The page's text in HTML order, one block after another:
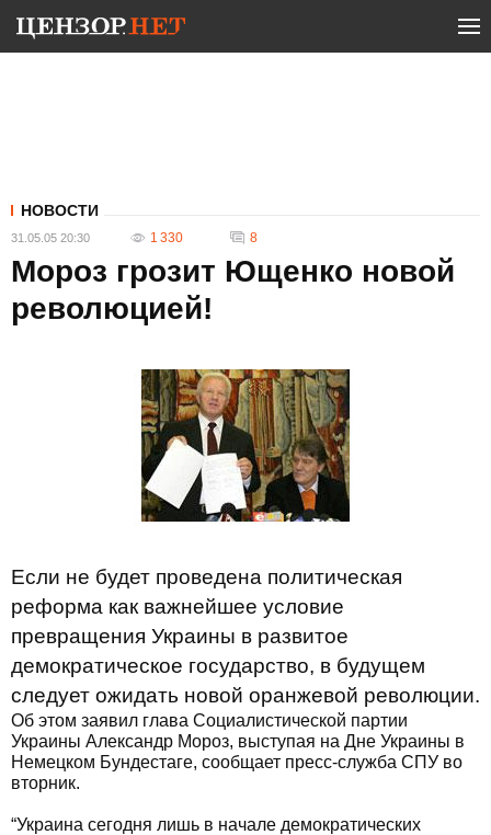
НОВОСТИ
31.05.05 20:30 1 330 8
Мороз грозит Ющенко новой
революцией!
Если не будет проведена политическая
реформа как важнейшее условие
превращения Украины в развитое
демократическое государство, в будущем
следует ожидать новой оранжевой революции.
Об этом заявил глава Социалистической партии
Украины Александр Мороз, выступая на Дне Украины в
Немецком Бундестаге, сообщает пресс-служба СПУ во
вторник.
“Украина сегодня лишь в начале демократических